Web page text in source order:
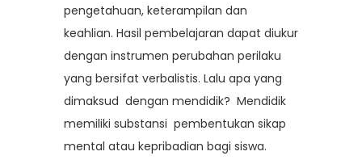
pengetahuan, keterampilan dan
keahlian. Hasil pembelajaran dapat diukur
dengan instrumen perubahan perilaku
yang bersifat verbalistis. Lalu apa yang
dimaksud dengan mendidik? Mendidik
memiliki substansi pembentukan sikap
mental atau kepribadian bagi siswa.